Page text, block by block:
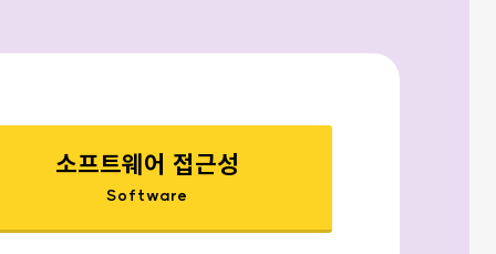
소프트웨어 접근성
Software